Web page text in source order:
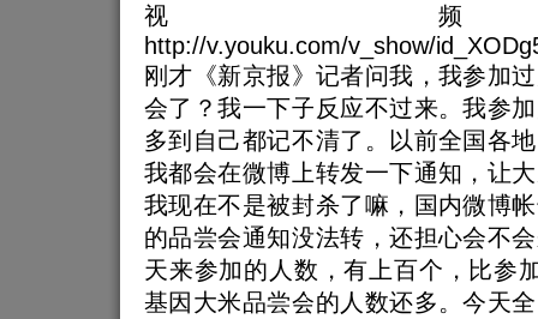
视
http://v.youku.com/v_show/
刚才《新京报》记者问我，我参加
会了？我一下子反应不过来。我参
多到自己都记不清了。以前全国各
我都会在微博上转发一下通知，让
我现在不是被封杀了嘛，国内微博
的品尝会通知没法转，还担心会不
天来参加的人数，有上百个，比参
基因大米品尝会的人数还多。今天